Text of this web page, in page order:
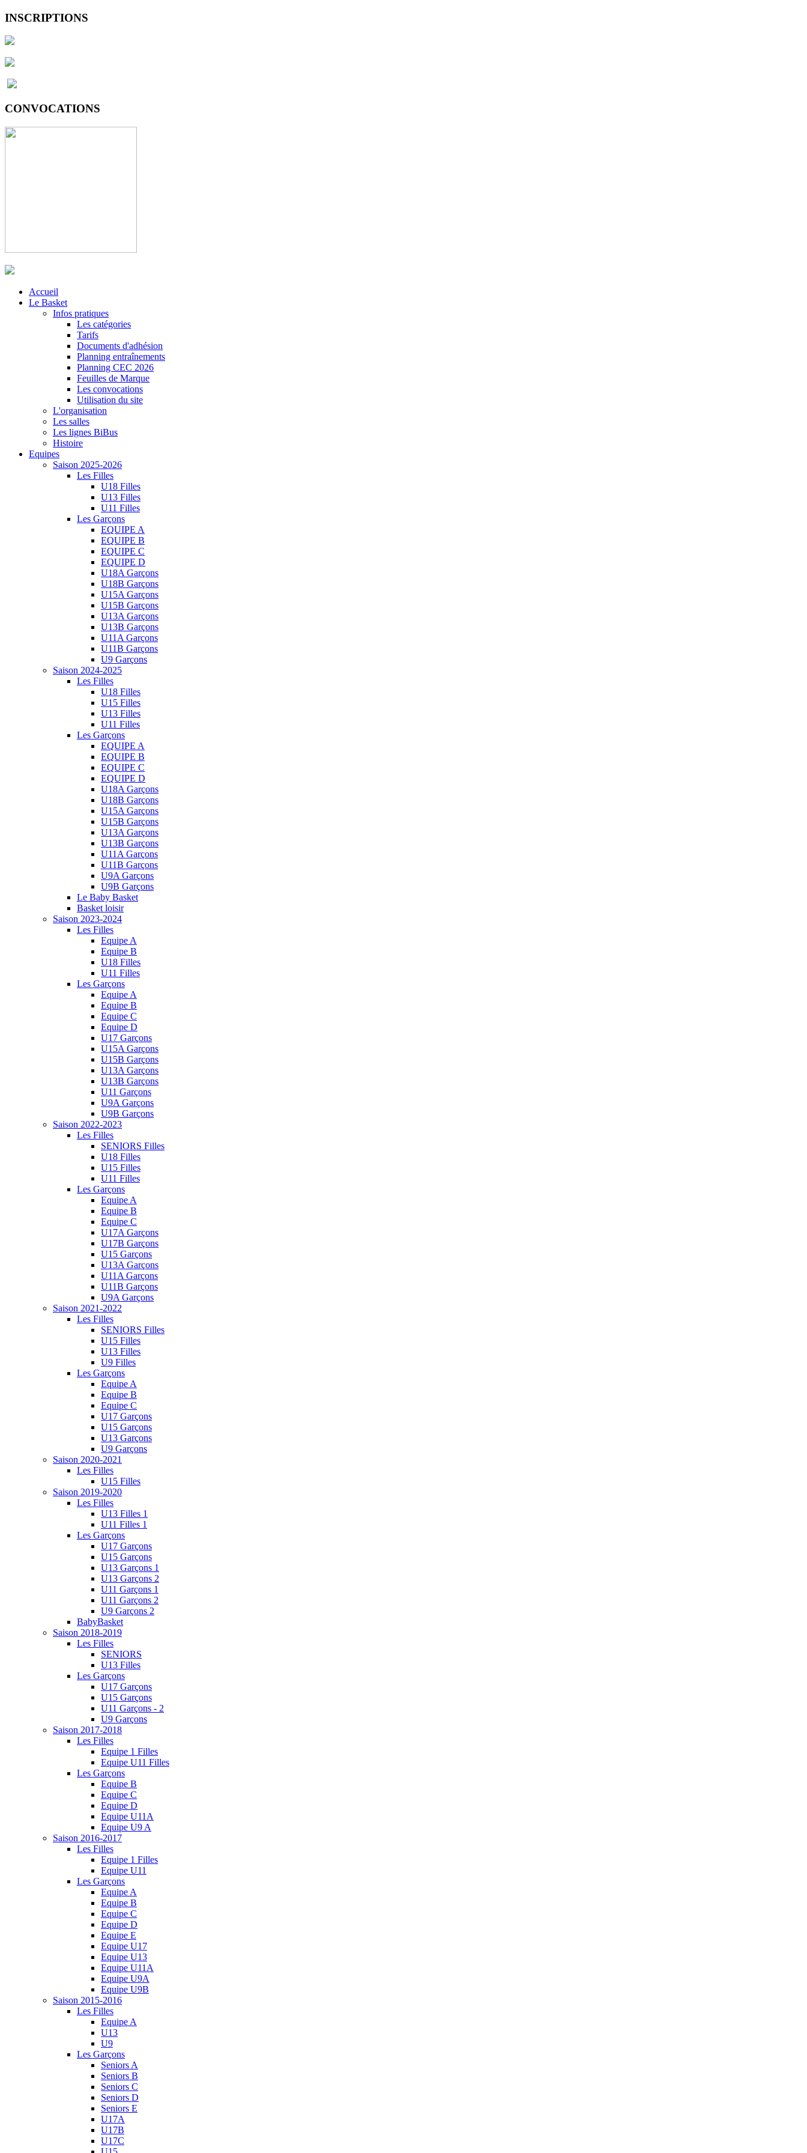
INSCRIPTIONS
CONVOCATIONS
Accueil
Le Basket
Infos pratiques
Les catégories
Tarifs
Documents d'adhésion
Planning entraînements
Planning CEC 2026
Feuilles de Marque
Les convocations
Utilisation du site
L'organisation
Les salles
Les lignes BiBus
Histoire
Equipes
Saison 2025-2026
Les Filles
U18 Filles
U13 Filles
U11 Filles
Les Garçons
EQUIPE A
EQUIPE B
EQUIPE C
EQUIPE D
U18A Garçons
U18B Garçons
U15A Garçons
U15B Garçons
U13A Garçons
U13B Garçons
U11A Garçons
U11B Garçons
U9 Garçons
Saison 2024-2025
Les Filles
U18 Filles
U15 Filles
U13 Filles
U11 Filles
Les Garçons
EQUIPE A
EQUIPE B
EQUIPE C
EQUIPE D
U18A Garçons
U18B Garçons
U15A Garçons
U15B Garçons
U13A Garçons
U13B Garçons
U11A Garçons
U11B Garçons
U9A Garçons
U9B Garçons
Le Baby Basket
Basket loisir
Saison 2023-2024
Les Filles
Equipe A
Equipe B
U18 Filles
U11 Filles
Les Garçons
Equipe A
Equipe B
Equipe C
Equipe D
U17 Garçons
U15A Garçons
U15B Garçons
U13A Garçons
U13B Garçons
U11 Garçons
U9A Garçons
U9B Garçons
Saison 2022-2023
Les Filles
SENIORS Filles
U18 Filles
U15 Filles
U11 Filles
Les Garçons
Equipe A
Equipe B
Equipe C
U17A Garçons
U17B Garçons
U15 Garçons
U13A Garçons
U11A Garçons
U11B Garçons
U9A Garçons
Saison 2021-2022
Les Filles
SENIORS Filles
U15 Filles
U13 Filles
U9 Filles
Les Garçons
Equipe A
Equipe B
Equipe C
U17 Garçons
U15 Garçons
U13 Garçons
U9 Garçons
Saison 2020-2021
Les Filles
U15 Filles
Saison 2019-2020
Les Filles
U13 Filles 1
U11 Filles 1
Les Garçons
U17 Garçons
U15 Garçons
U13 Garçons 1
U13 Garçons 2
U11 Garçons 1
U11 Garçons 2
U9 Garçons 2
BabyBasket
Saison 2018-2019
Les Filles
SENIORS
U13 Filles
Les Garçons
U17 Garçons
U15 Garçons
U11 Garçons - 2
U9 Garçons
Saison 2017-2018
Les Filles
Equipe 1 Filles
Equipe U11 Filles
Les Garçons
Equipe B
Equipe C
Equipe D
Equipe U11A
Equipe U9 A
Saison 2016-2017
Les Filles
Equipe 1 Filles
Equipe U11
Les Garçons
Equipe A
Equipe B
Equipe C
Equipe D
Equipe E
Equipe U17
Equipe U13
Equipe U11A
Equipe U9A
Equipe U9B
Saison 2015-2016
Les Filles
Equipe A
U13
U9
Les Garçons
Seniors A
Seniors B
Seniors C
Seniors D
Seniors E
U17A
U17B
U17C